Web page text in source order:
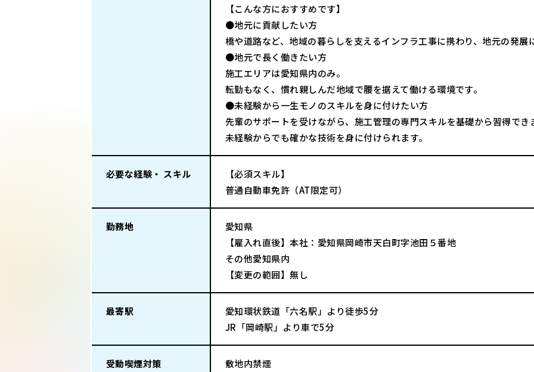
【こんな方におすすめです】
●地元に貢献したい方
橋や道路など、地域の暮らしを支えるインフラ工事に携わり、地元の発展
●地元で長く働きたい方
施工エリアは愛知県内のみ。
転勤もなく、慣れ親しんだ地域で腰を据えて働ける環境です。
●未経験から一生モノのスキルを身に付けたい方
先輩のサポートを受けながら、施工管理の専門スキルを基礎から習得でき
未経験からでも確かな技術を身に付けられます。
必要な経験・ スキル
【必須スキル】
普通自動車免許（AT限定可）
勤務地
愛知県
【雇入れ直後】本社：愛知県岡崎市天白町字池田５番地
その他愛知県内
【変更の範囲】無し
最寄駅
愛知環状鉄道「六名駅」より徒歩5分
JR「岡崎駅」より車で5分
受動喫煙対策
敷地内禁煙